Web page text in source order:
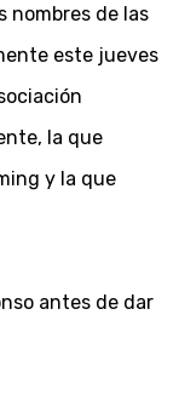
nombres de las
este jueves
la que
y la que
antes de dar